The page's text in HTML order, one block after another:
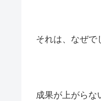
それは、なぜで
成果が上がらな